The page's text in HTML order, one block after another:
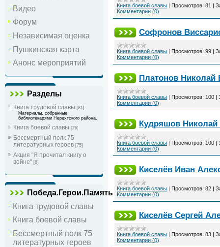
Видео
Форум
Независимая оценка
Пушкинская карта
Анонс мероприятий
Разделы
Книга трудовой славы [81]
Материалы, собранные
библиотекарями Нерехтского района.
Книга боевой славы [26]
Бессмертный полк 75
литературных героев [75]
Акция "Я прочитал книгу о
войне" [8]
Победа.Герои.Память
Книга трудовой славы
Книга боевой славы
Бессмертный полк 75
литературных героев
Книга боевой славы | Просмотров: 81 |
Комментарии (0)
Софронов
Книга боевой славы | Просмотров: 99 |
Комментарии (0)
Платонов
Книга боевой славы | Просмотров: 100 |
Комментарии (0)
Кудряшов
Книга боевой славы | Просмотров: 100 |
Комментарии (0)
Киселёв Иван
Книга боевой славы | Просмотров: 82 |
Комментарии (0)
Киселёв Сергей
Книга боевой славы | Просмотров: 83 |
Комментарии (0)